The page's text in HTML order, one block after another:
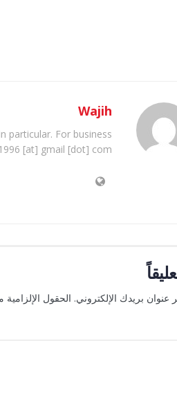
Wajih
particular. For business
[at] gmail [dot] com
عنوان بريدك الإلكتروني. الحقول الإلزامية